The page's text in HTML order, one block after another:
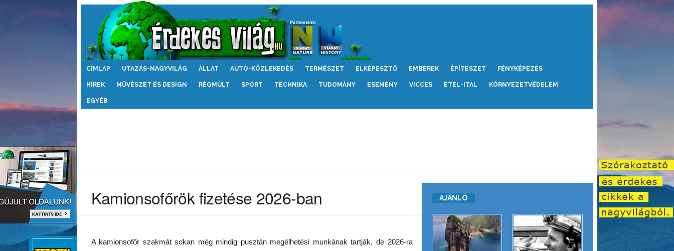
Érdekes
CÍMLAP UTAZÁS-NAGYVILÁG ÁLLAT AUTÓ-KÖZLEKEDÉS TERMÉSZET ELKÉPESZTŐ EMBEREK ÉPÍTÉSZET FÉNYKÉPEZÉS
HÍREK MŰVÉSZET ÉS DESIGN RÉGMÚLT SPORT TECHNIKA TUDOMÁNY ESEMÉNY VICCES ÉTEL-ITAL KÖRNYEZETVÉDELEM
EGYÉB
Kamionsofőrök fizetése 2026-ban
A kamionsofőr szakmát sokan még mindig pusztán megélhetési munkának tartják, de 2026-ra
AJÁNLÓ